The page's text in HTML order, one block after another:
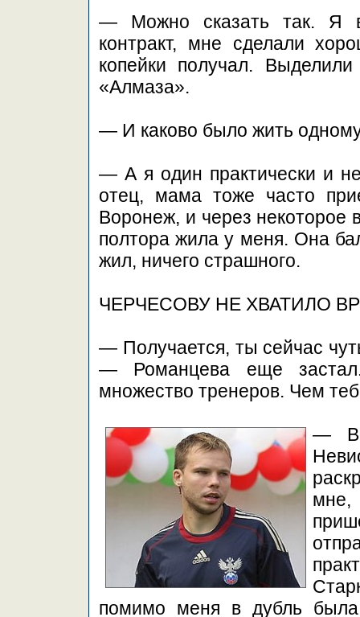
— Можно сказать так. Я
контракт, мне сделали
копейки получал.
«Алмаза».
— И каково было жить
— А я один практически и
отец, мама тоже часто
Воронеж, и через некоторое
полтора жила у меня. Она
жил, ничего страшного.
ЧЕРЧЕСОВУ НЕ ХВАТИЛО
— Получается, ты сейчас
— Романцева еще
множество тренеров. Чем
— В
мне,
помимо меня в дубль была